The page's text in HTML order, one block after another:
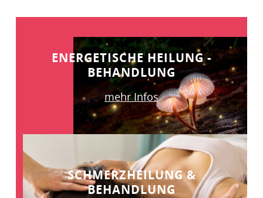
ENERGETISCHE HEILUNG -
BEHANDLUNG
mehr Infos
SCHMERZHEILUNG &
BEHANDLUNG